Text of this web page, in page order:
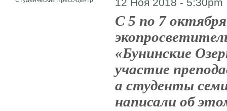
12 Ноя 2018 - 5:30pm
С 5 по 7
«Бунинские
участие
а студенты
написали об